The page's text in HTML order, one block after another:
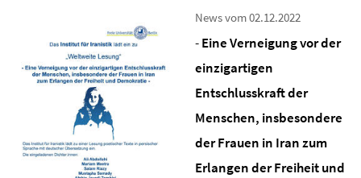
News vom 02.12.2022
-Eine Verneigung vor der
einzigartigen
Entschlusskraft der
Menschen, insbesondere
der Frauen in Iran zum
Erlangen der Freiheit und